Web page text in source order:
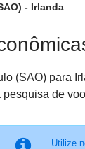
- Irlanda
(SAO) para
de
Utilize